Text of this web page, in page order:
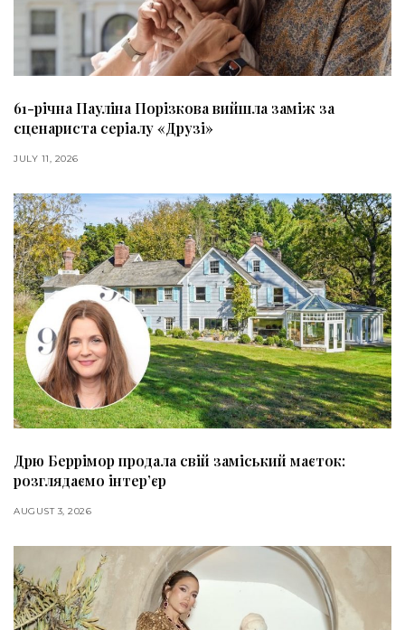
61-річна Пауліна Порізкова вийшла заміж за
сценариста серіалу «Друзі»
JULY 11, 2026
Дрю Беррімор продала свій заміський маєток:
розглядаємо інтер’єр
AUGUST 3, 2026